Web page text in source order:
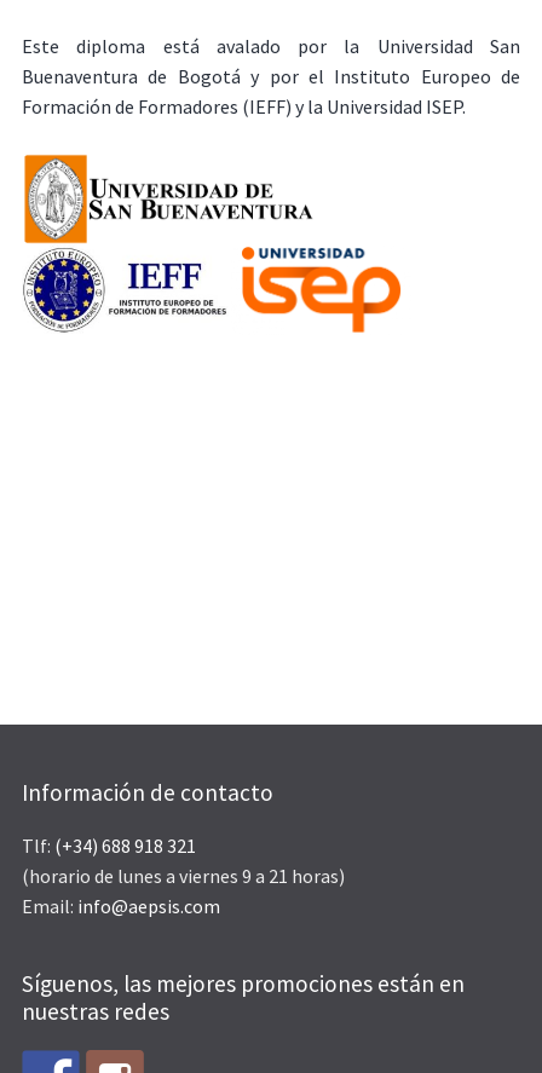
Este diploma está avalado por la Universidad San
Buenaventura de Bogotá y por el Instituto Europeo de
Formación de Formadores (IEFF) y la Universidad ISEP.
Información de contacto
Tlf: (+34) 688 918 321
(horario de lunes a viernes 9 a 21 horas)
Email: info@aepsis.com
Síguenos, las mejores promociones están en
nuestras redes